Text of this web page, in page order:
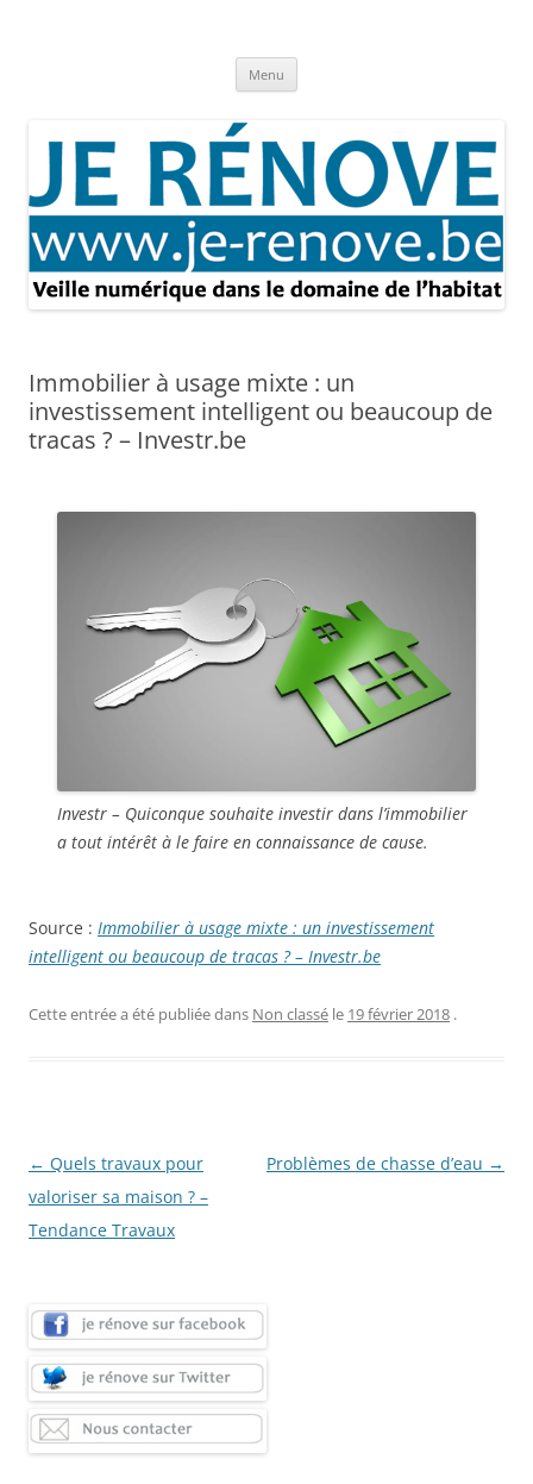
Menu
Immobilier à usage mixte : un
investissement intelligent ou beaucoup de
tracas ? – Investr.be
Investr – Quiconque souhaite investir dans l’immobilier
a tout intérêt à le faire en connaissance de cause.
Source : Immobilier à usage mixte : un investissement
intelligent ou beaucoup de tracas ? – Investr.be
Cette entrée a été publiée dans Non classé le 19 février 2018 .
Navigation
des
articles
← Quels travaux pour
valoriser sa maison ? –
Tendance Travaux
Problèmes de chasse d’eau →